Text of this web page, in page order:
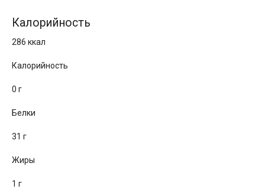
Калорийность
286 ккал
Калорийность
0 г
Белки
31 г
Жиры
1 г